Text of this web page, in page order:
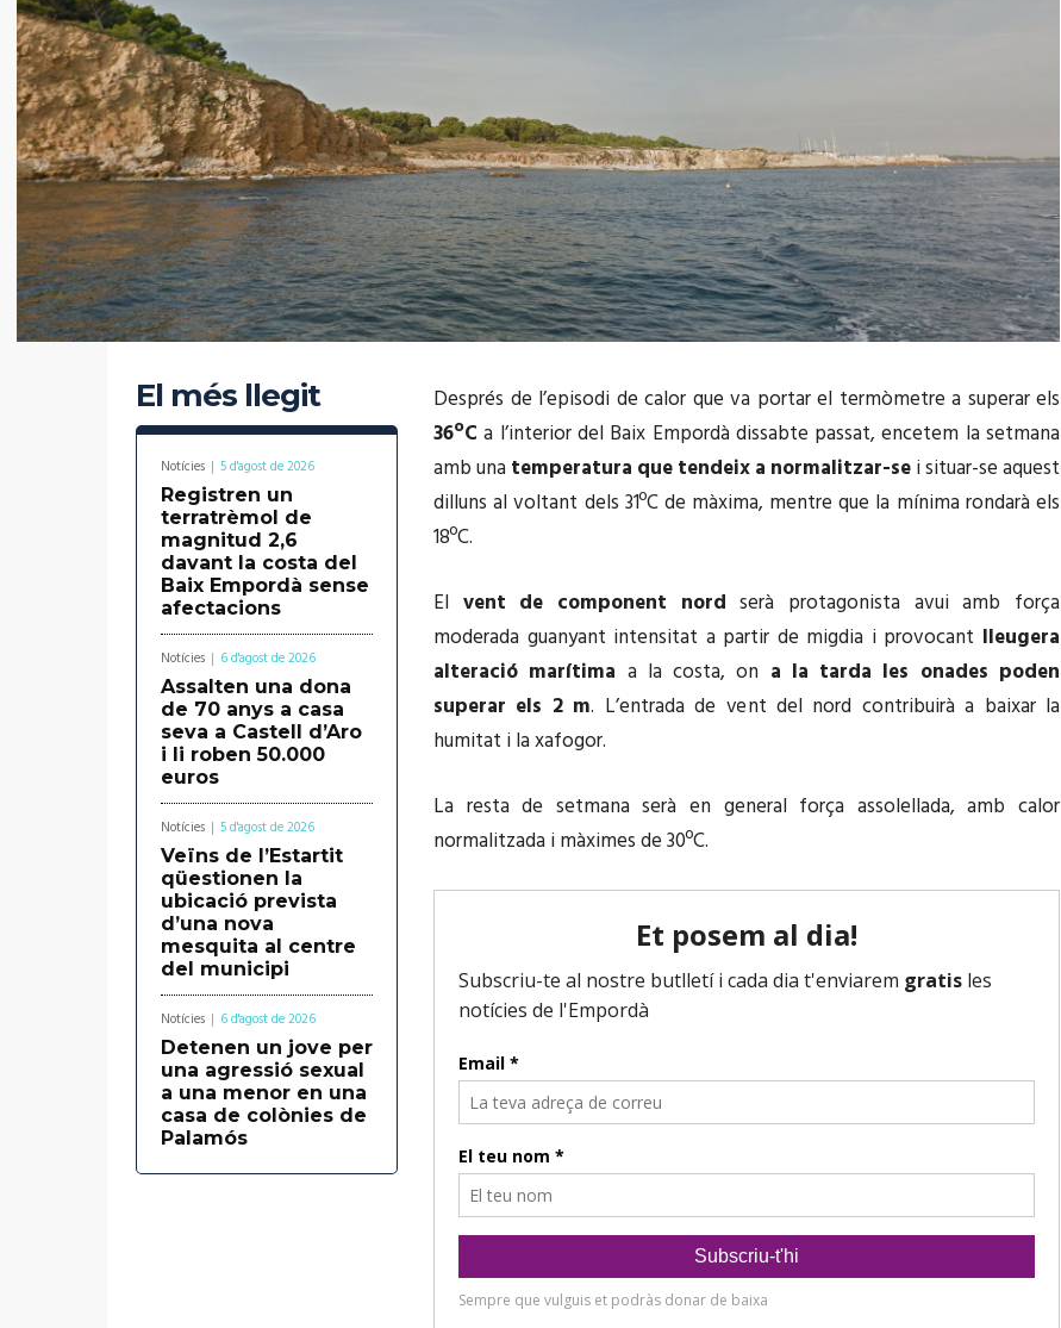
El més llegit
Notícies 5 d'agost de 2026
Registren un
terratrèmol de
magnitud 2,6
davant la costa del
Baix Empordà sense
afectacions
Notícies 6 d'agost de 2026
Assalten una dona
de 70 anys a casa
seva a Castell d’Aro
i li roben 50.000
euros
Notícies 5 d'agost de 2026
Veïns de l’Estartit
qüestionen la
ubicació prevista
d’una nova
mesquita al centre
del municipi
Notícies 6 d'agost de 2026
Detenen un jove per
una agressió sexual
a una menor en una
casa de colònies de
Palamós
Després de l’episodi de calor que va portar el termòmetre a superar els
36ºC a l’interior del Baix Empordà dissabte passat, encetem la setmana
amb una temperatura que tendeix a normalitzar-sei situar-se aquest
dilluns al voltant dels 31ºC de màxima, mentre que la mínima rondarà els
18ºC.
El vent de component nord serà protagonista avui amb força
moderada guanyant intensitat a partir de migdia i provocant lleugera
alteració marítima a la costa, on a la tarda les onades poden
superar els 2 m. L’entrada de vent del nord contribuirà a baixar la
humitat i la xafogor.
La resta de setmana serà en general força assolellada, amb calor
normalitzada i màximes de 30ºC.